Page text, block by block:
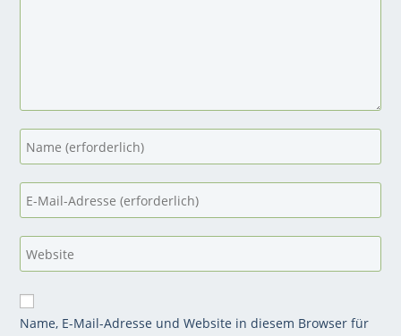
Name, E-Mail-Adresse und Website in diesem Browser für